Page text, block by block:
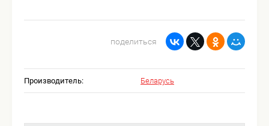
поделиться
Производитель: Беларусь